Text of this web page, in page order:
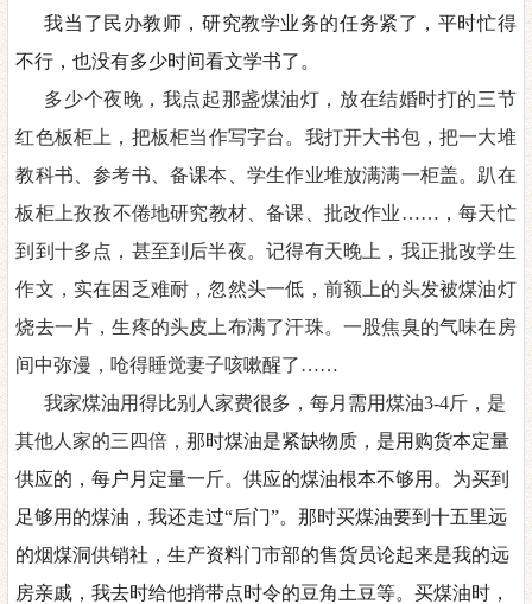
我当了民办教师，研究教学业务的任务紧了，平时忙得
不行，也没有多少时间看文学书了。
多少个夜晚，我点起那盏煤油灯，放在结婚时打的三节
红色板柜上 ， 把板柜当作写字台。我打开大书包，把一大堆
教科书、参考书、备课本、学生作业堆放满满一柜盖。趴在
板柜上孜孜不倦地研究教材、备课、批改作业…… ，每天忙
到到十多点，甚至到后半夜。记得有天晚上，我正批改学生
作文，实在困乏难耐，忽然头一低，前额上的头发被煤油灯
烧去一片，生疼的头皮上布满了汗珠。一股焦臭的气味在房
间中弥漫，呛得睡觉妻子咳嗽醒了……
我家煤油用得比别人家费很多，每月需用煤油3-4斤，是
其他人家的三四倍，那时煤油是紧缺物质，是用购货本定量
供应的，每户月定量一斤。供应的煤油根本不够用。为买到
足够用的煤油，我还走过“后门”。那时买煤油要到十五里远
的烟煤洞供销社，生产资料门市部的售货员论起来是我的远
房亲戚，我去时给他捎带点时令的豆角土豆等。买煤油时，